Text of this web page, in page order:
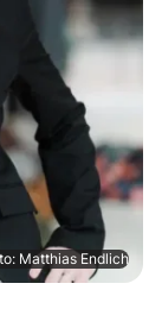
Matthias Endlich